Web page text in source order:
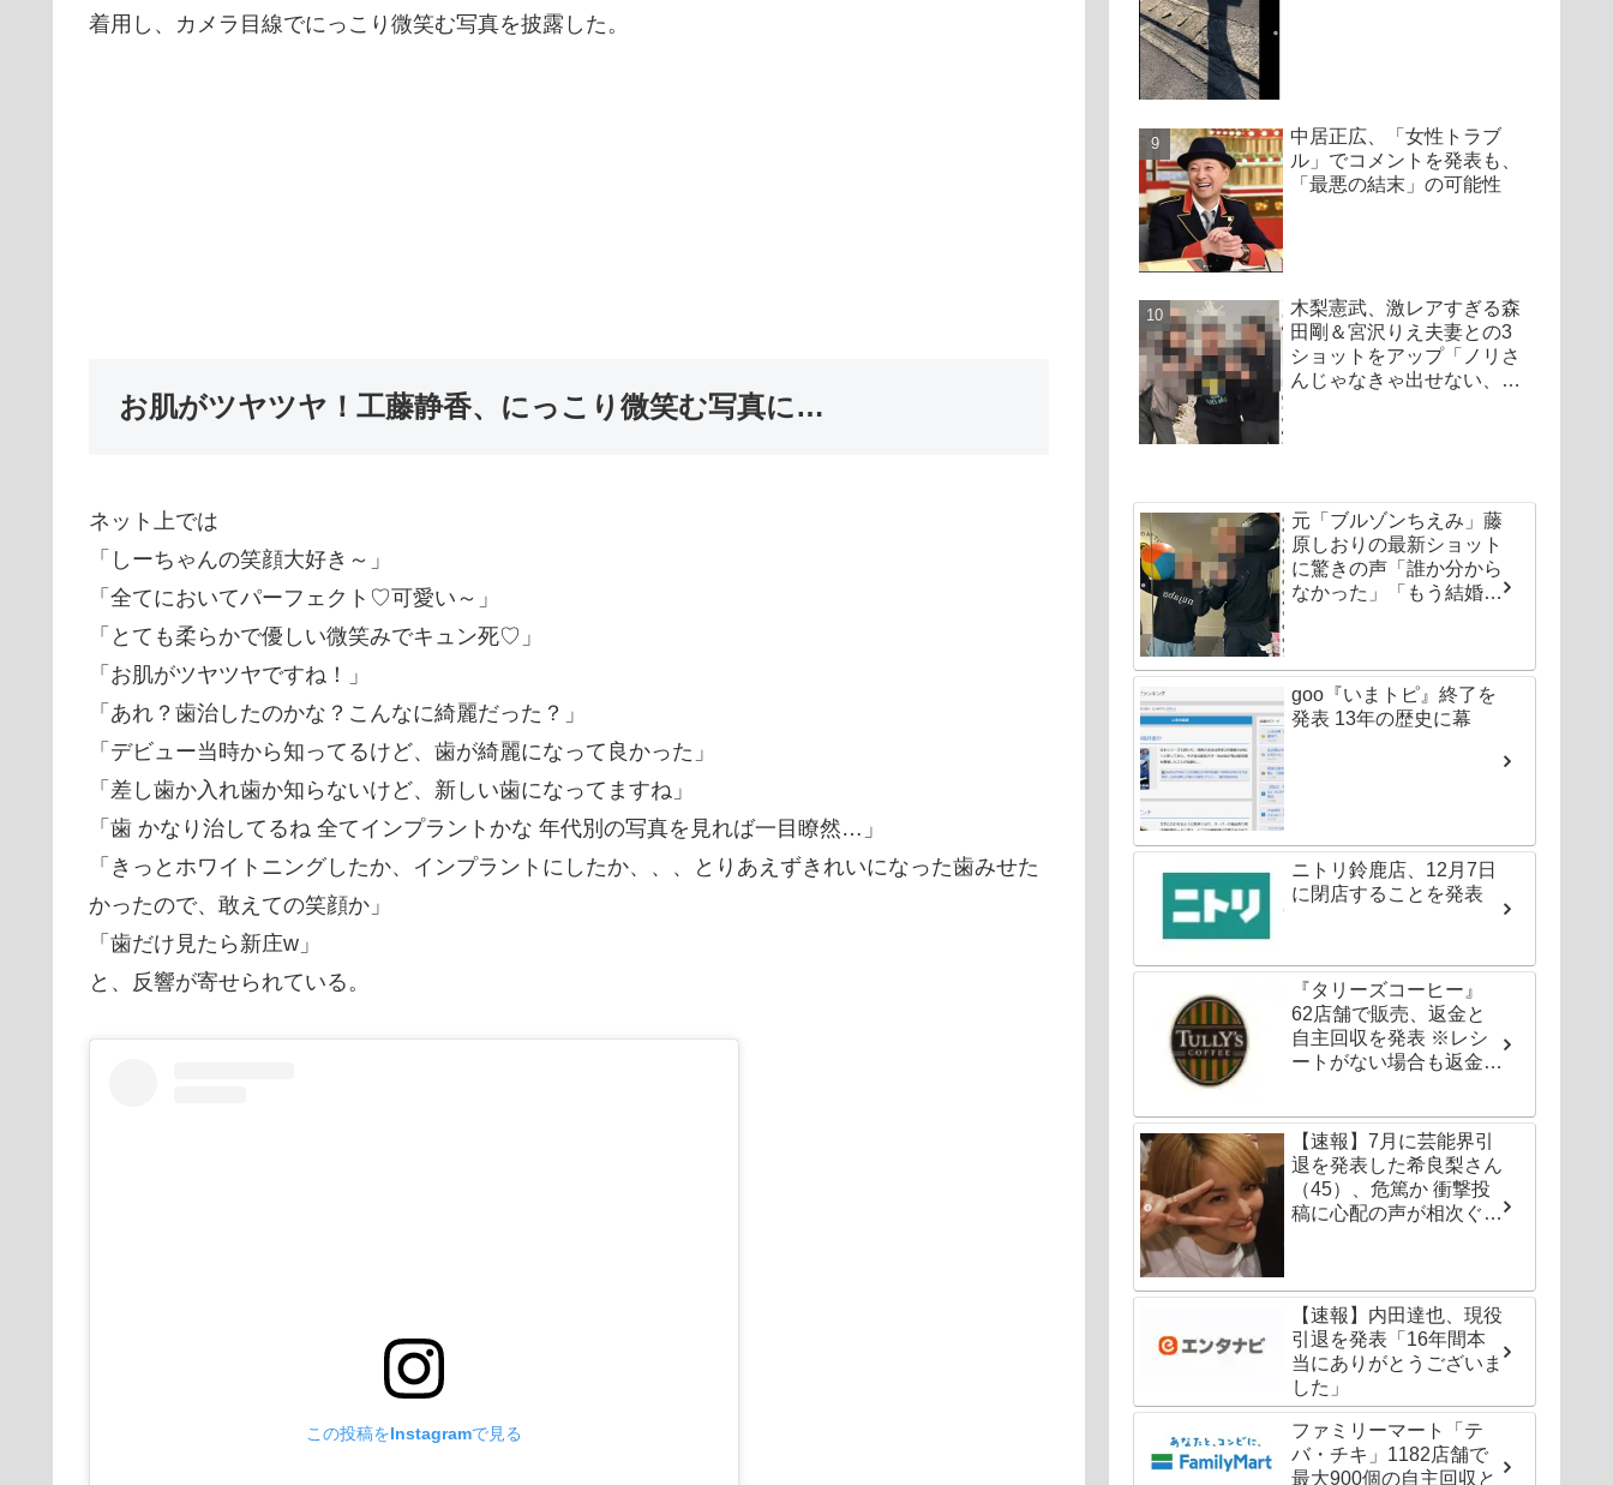
着用し、カメラ目線でにっこり微笑む写真を披露した。
お肌がツヤツヤ！工藤静香、にっこり微笑む写真に…
ネット上では
「しーちゃんの笑顔大好き～」
「全てにおいてパーフェクト♡可愛い～」
「とても柔らかで優しい微笑みでキュン死♡」
「お肌がツヤツヤですね！」
「あれ？歯治したのかな？こんなに綺麗だった？」
「デビュー当時から知ってるけど、歯が綺麗になって良かった」
「差し歯か入れ歯か知らないけど、新しい歯になってますね」
「歯 かなり治してるね 全てインプラントかな 年代別の写真を見れば一目瞭然…」
「きっとホワイトニングしたか、インプラントにしたか、、、とりあえずきれいになった歯みせた
かったので、敢えての笑顔か」
「歯だけ見たら新庄w」
と、反響が寄せられている。
この投稿をInstagramで見る
中居正広、「女性トラブ
ル」でコメントを発表も、
「最悪の結末」の可能性
木梨憲武、激レアすぎる森
田剛＆宮沢りえ夫妻との3
ショットをアップ「ノリさ
んじゃなきゃ出せない、貴
元「ブルゾンちえみ」藤
原しおりの最新ショット
に驚きの声「誰か分から
なかった」「もう結婚し
goo『いまトピ』終了を
発表 13年の歴史に幕
ニトリ鈴鹿店、12月7日
に閉店することを発表
『タリーズコーヒー』
62店舗で販売、返金と
自主回収を発表 ※レシ
ートがない場合も返金対
【速報】7月に芸能界引
退を発表した希良梨さん
（45）、危篤か 衝撃投
稿に心配の声が相次ぐ
【速報】内田達也、現役
引退を発表「16年間本
当にありがとうございま
した」
ファミリーマート「テ
バ・チキ」1182店舗で
最大900個の自主回収と